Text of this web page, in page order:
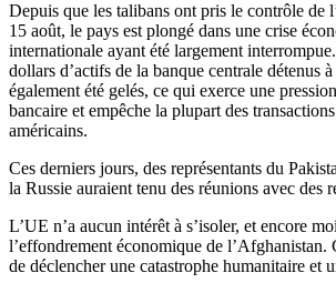
Depuis que les talibans ont pris le contrôle de
15 août, le pays est plongé dans une crise
internationale ayant été largement
dollars d’actifs de la banque centrale détenus
également été gelés, ce qui exerce une
bancaire et empêche la plupart des
américains.
Ces derniers jours, des représentants du
la Russie auraient tenu des réunions avec des
L’UE n’a aucun intérêt à s’isoler, et encore
l’effondrement économique de l’Afghanistan.
de déclencher une catastrophe humanitaire et